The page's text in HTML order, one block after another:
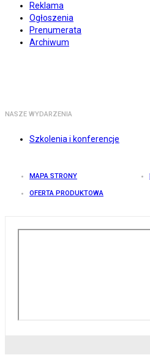
Reklama
Ogłoszenia
Prenumerata
Archiwum
NASZE WYDARZENIA
Szkolenia i konferencje
MAPA STRONY
OFERTA PRODUKTOWA